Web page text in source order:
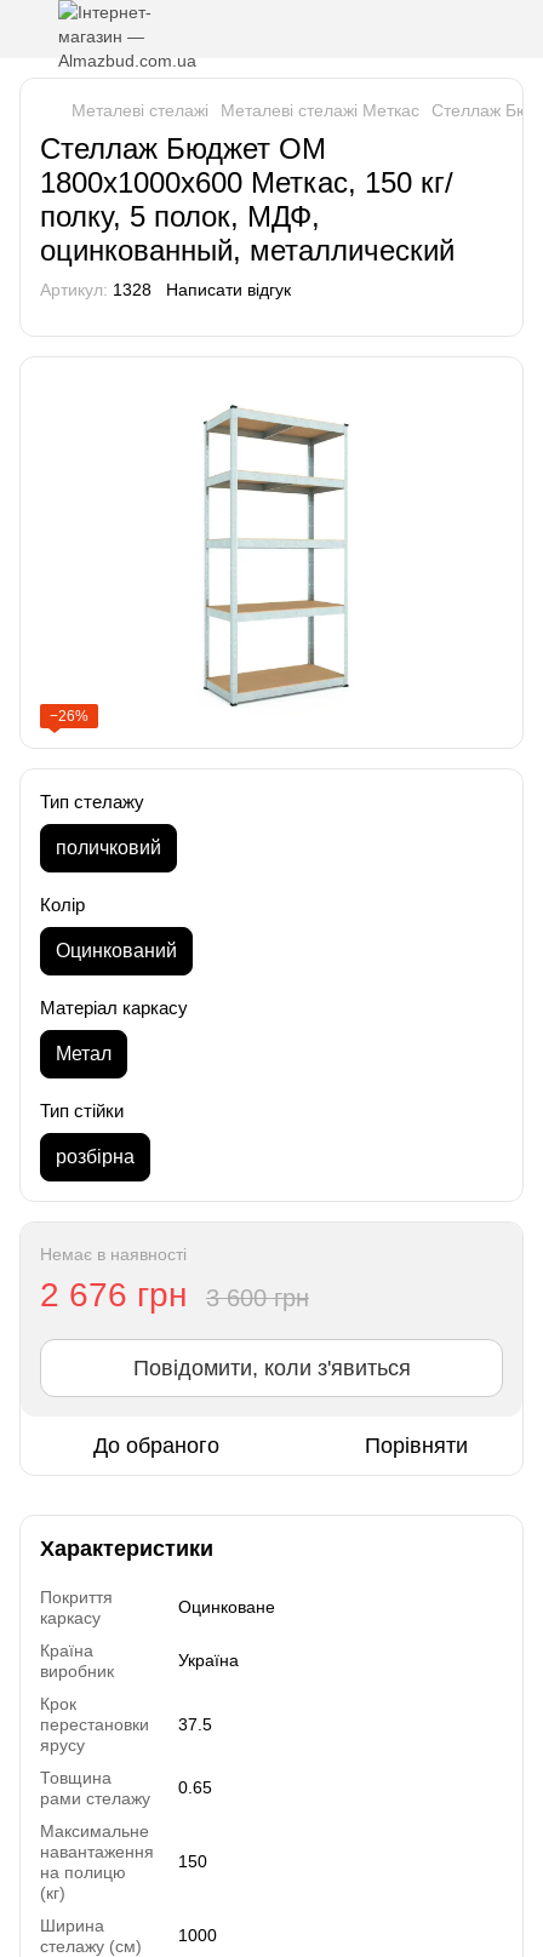
Металеві стелажі Металеві стелажі Меткас Стеллаж
Стеллаж Бюджет ОМ
1800х1000х600 Меткас, 150 кг/
полку, 5 полок, МДФ,
оцинкованный, металлический
Артикул: 1328 Написати відгук
−26%
Тип стелажу
поличковий
Колір
Оцинкований
Матеріал каркасу
Метал
Тип стійки
розбірна
Немає в наявності
2 676 грн 3 600 грн
Повідомити, коли з'явиться
До обраного Порівняти
Характеристики
Покриття
каркасу
Оцинковане
Країна
виробник
Україна
Крок
перестановки
ярусу
37.5
Товщина
рами стелажу
0.65
Максимальне
навантаження
на полицю
(кг)
150
Ширина
стелажу (см)
1000